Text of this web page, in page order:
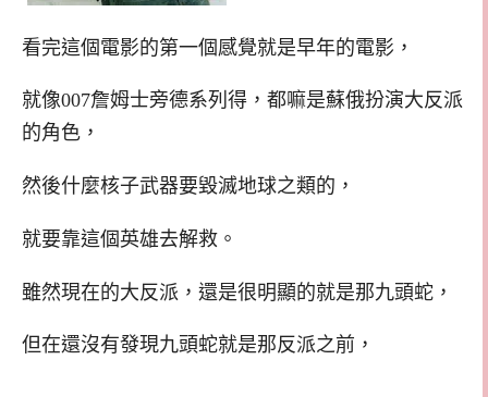
看完這個電影的第一個感覺就是早年的電影，
就像007詹姆士旁德系列得，都嘛是蘇俄扮演大反派
的角色，
然後什麼核子武器要毀滅地球之類的，
就要靠這個英雄去解救。
雖然現在的大反派，還是很明顯的就是那九頭蛇，
但在還沒有發現九頭蛇就是那反派之前，